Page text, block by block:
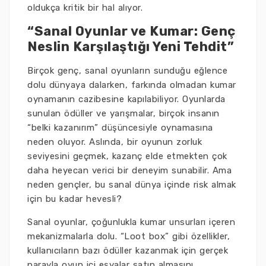
oldukça kritik bir hal alıyor.
“Sanal Oyunlar ve Kumar: Genç
Neslin Karşılaştığı Yeni Tehdit”
Birçok genç, sanal oyunların sunduğu eğlence
dolu dünyaya dalarken, farkında olmadan kumar
oynamanın cazibesine kapılabiliyor. Oyunlarda
sunulan ödüller ve yarışmalar, birçok insanın
“belki kazanırım” düşüncesiyle oynamasına
neden oluyor. Aslında, bir oyunun zorluk
seviyesini geçmek, kazanç elde etmekten çok
daha heyecan verici bir deneyim sunabilir. Ama
neden gençler, bu sanal dünya içinde risk almak
için bu kadar hevesli?
Sanal oyunlar, çoğunlukla kumar unsurları içeren
mekanizmalarla dolu. “Loot box” gibi özellikler,
kullanıcıların bazı ödüller kazanmak için gerçek